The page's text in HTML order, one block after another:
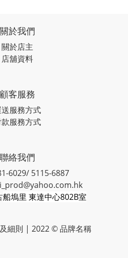
關於我們
關於店主
店舖資料
顧客服務
服務方式
服務方式
聯絡我們
6029/ 5115-6887
船塢里 東達中心802B室
細則 | 2022 © 品牌名稱